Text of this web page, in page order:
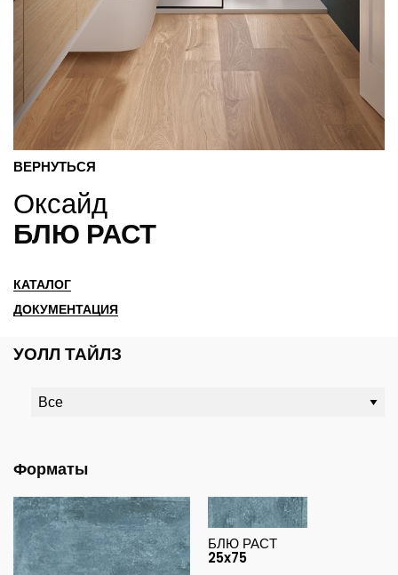
ВЕРНУТЬСЯ
Оксайд
БЛЮ РАСТ
КАТАЛОГ
ДОКУМЕНТАЦИЯ
УОЛЛ ТАЙЛЗ
Форматы
БЛЮ РАСТ
25x75